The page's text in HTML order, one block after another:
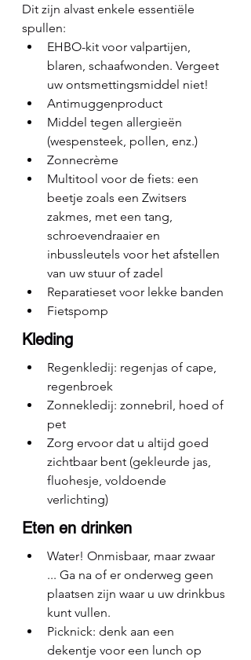
Dit zijn alvast enkele essentiële
spullen:
EHBO-kit voor valpartijen,
blaren, schaafwonden. Vergeet
uw ontsmettingsmiddel niet!
Antimuggenproduct
Middel tegen allergieën
(wespensteek, pollen, enz.)
Zonnecrème
Multitool voor de fiets: een
beetje zoals een Zwitsers
zakmes, met een tang,
schroevendraaier en
inbussleutels voor het afstellen
van uw stuur of zadel
Reparatieset voor lekke banden
Fietspomp
Kleding
Regenkledij: regenjas of cape,
regenbroek
Zonnekledij: zonnebril, hoed of
pet
Zorg ervoor dat u altijd goed
zichtbaar bent (gekleurde jas,
fluohesje, voldoende
verlichting)
Eten en drinken
Water! Onmisbaar, maar zwaar
... Ga na of er onderweg geen
plaatsen zijn waar u uw drinkbus
kunt vullen.
Picknick: denk aan een
dekentje voor een lunch op